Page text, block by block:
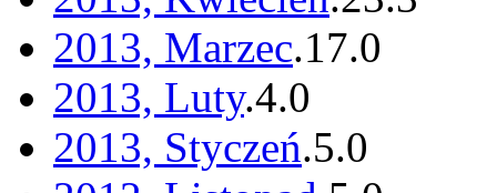
2013, Marzec.17.0
2013, Luty.4.0
2013, Styczeń.5.0